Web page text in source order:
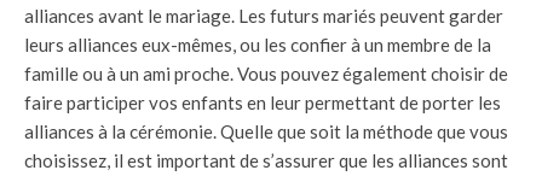
alliances avant le mariage. Les futurs mariés peuvent garder
leurs alliances eux-mêmes, ou les confier à un membre de la
famille ou à un ami proche. Vous pouvez également choisir de
faire participer vos enfants en leur permettant de porter les
alliances à la cérémonie. Quelle que soit la méthode que vous
choisissez, il est important de s’assurer que les alliances sont